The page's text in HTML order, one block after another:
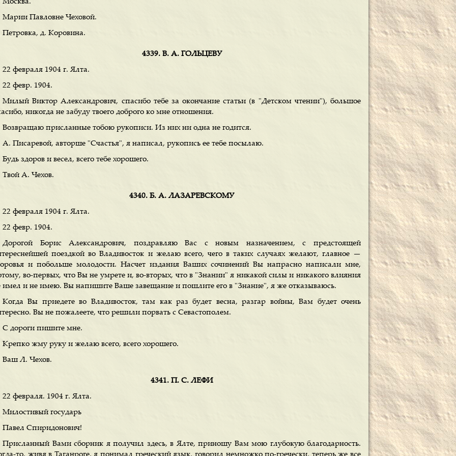
Москва.
Марии Павловне Чеховой.
Петровка, д. Коровина.
4339. В. А. ГОЛЬЦЕВУ
22 февраля 1904 г. Ялта.
22 февр. 1904.
Милый Виктор Александрович, спасибо тебе за окончание статьи (в "Детском чтении"), большое
никогда не забуду твоего доброго ко мне отношения.
Возвращаю присланные тобою рукописи. Из них ни одна не годится.
А. Писаревой, авторше "Счастья", я написал, рукопись ее тебе посылаю.
Будь здоров и весел, всего тебе хорошего.
Твой А. Чехов.
4340. Б. А. ЛАЗАРЕВСКОМУ
22 февраля 1904 г. Ялта.
22 февр. 1904.
Дорогой Борис Александрович, поздравляю Вас с новым назначением, с предстоящей
поездкой во Владивосток и желаю всего, чего в таких случаях желают, главное —
и побольше молодости. Насчет издания Ваших сочинений Вы напрасно написали мне,
во-первых, что Вы не умрете и, во-вторых, что в "Знании" я никакой силы и никакого влияния
имел и не имею. Вы напишите Ваше завещание и пошлите его в "Знание", я же отказываюсь.
Когда Вы приедете во Владивосток, там как раз будет весна, разгар войны, Вам будет очень
Вы не пожалеете, что решили порвать с Севастополем.
С дороги пишите мне.
Крепко жму руку и желаю всего, всего хорошего.
Ваш Л. Чехов.
4341. П. С. ЛЕФИ
22 февраля. 1904 г. Ялта.
Милостивый государь
Павел Спиридонович!
Присланный Вами сборник я получил здесь, в Ялте, приношу Вам мою глубокую благодарность.